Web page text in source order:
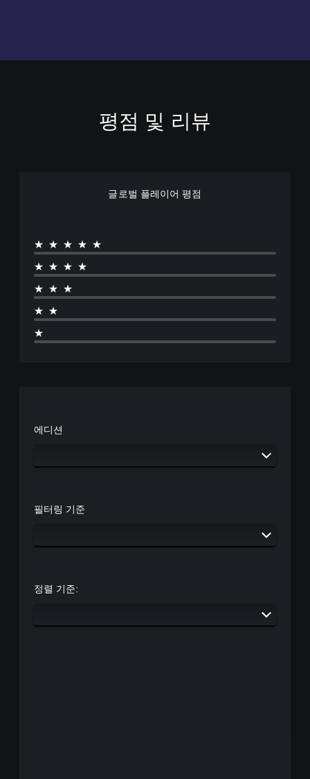
평점 및 리뷰
글로벌 플레이어 평점
★★★★★
★★★★
★★★
★★
★
에디션
필터링 기준
정렬 기준: